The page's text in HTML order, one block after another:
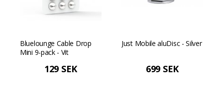
Bluelounge Cable Drop
Mini 9-pack - Vit
129 SEK
Just Mobile aluDisc - Silver
699 SEK